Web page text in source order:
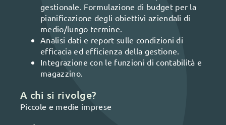
gestionale. Formulazione di budget per la
pianificazione degli obiettivi aziendali di
medio/lungo termine.
Analisi dati e report sulle condizioni di
efficacia ed efficienza della gestione.
Integrazione con le funzioni di contabilità e
magazzino.
A chi si rivolge?
Piccole e medie imprese